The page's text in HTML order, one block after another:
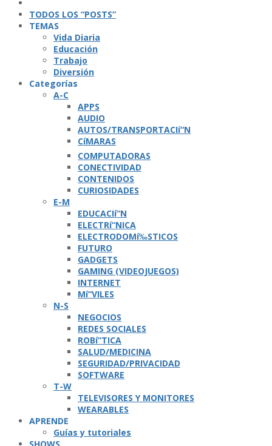
TODOS LOS “POSTS”
TEMAS
Vida Diaria
Educación
Trabajo
Diversión
Categorí­as
A-C
APPS
AUDIO
AUTOS/TRANSPORTACIí“N
CíMARAS
COMPUTADORAS
CONECTIVIDAD
CONTENIDOS
CURIOSIDADES
E-M
EDUCACIí“N
ELECTRí“NICA
ELECTRODOMí‰STICOS
FUTURO
GADGETS
GAMING (VIDEOJUEGOS)
INTERNET
Mí“VILES
N-S
NEGOCIOS
REDES SOCIALES
ROBí“TICA
SALUD/MEDICINA
SEGURIDAD/PRIVACIDAD
SOFTWARE
T-W
TELEVISORES Y MONITORES
WEARABLES
APRENDE
Guí­as y tutoriales